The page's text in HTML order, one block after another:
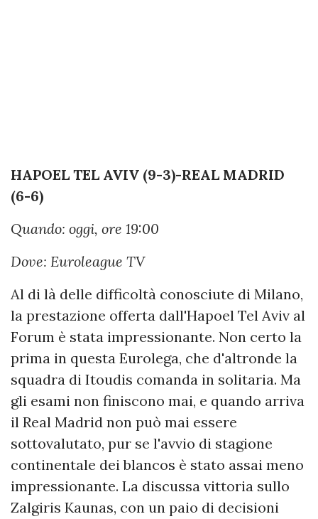
HAPOEL TEL AVIV (9-3)-REAL MADRID
(6-6)
Quando: oggi, ore 19:00
Dove: Euroleague TV
Al di là delle difficoltà conosciute di Milano,
la prestazione offerta dall'Hapoel Tel Aviv al
Forum è stata impressionante. Non certo la
prima in questa Eurolega, che d'altronde la
squadra di Itoudis comanda in solitaria. Ma
gli esami non finiscono mai, e quando arriva
il Real Madrid non può mai essere
sottovalutato, pur se l'avvio di stagione
continentale dei blancos è stato assai meno
impressionante. La discussa vittoria sullo
Zalgiris Kaunas, con un paio di decisioni